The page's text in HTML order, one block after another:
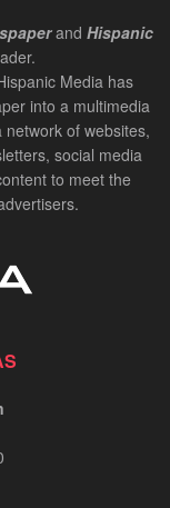
and Hispanic
Media has
into a multimedia
of websites,
social media
to meet the